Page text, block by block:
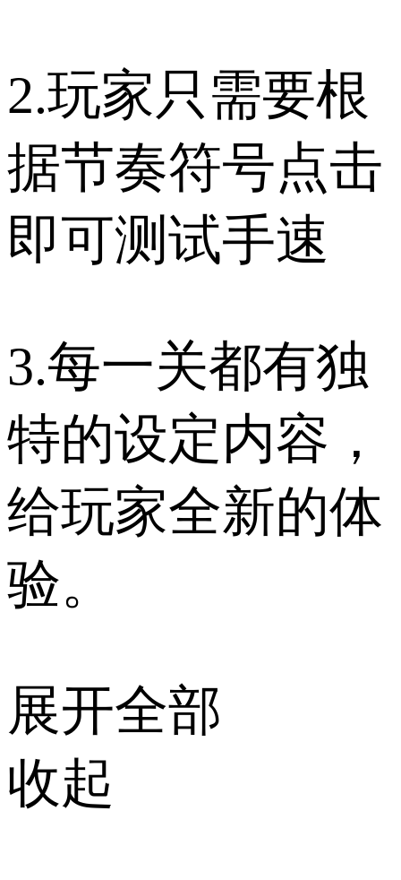
2.玩家只需要根
据节奏符号点击
即可测试手速
3.每一关都有独
特的设定内容，
给玩家全新的体
验。
展开全部
收起